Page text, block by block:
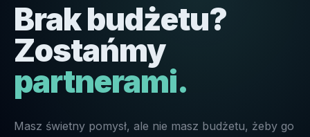
Brak budżetu?
Zostańmy
partnerami.
Masz świetny pomysł, ale nie masz budżetu, żeby go